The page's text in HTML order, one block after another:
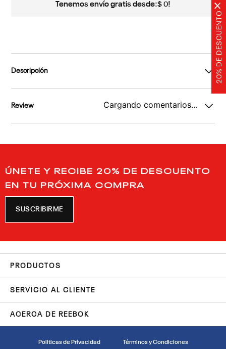
20% DE DESCUENTO
×
Tenemos envío gratis desde:$ 0!
Descripción
Review Cargando comentarios…
ÚNETE Y RECIBE 20% DE DESCUENTO
EN TU PRÓXIMA COMPRA
SUSCRIBIRME
PRODUCTOS
SERVICIO AL CLIENTE
ACERCA DE REEBOK
Politicas de Privacidad Términos y Condiciones